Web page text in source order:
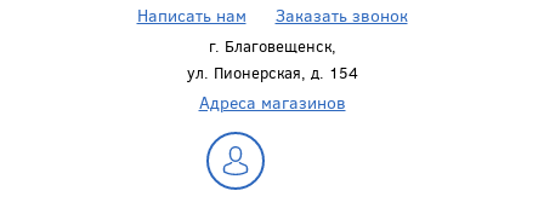
Написать нам Заказать звонок
г. Благовещенск,
ул. Пионерская, д. 154
Адреса магазинов